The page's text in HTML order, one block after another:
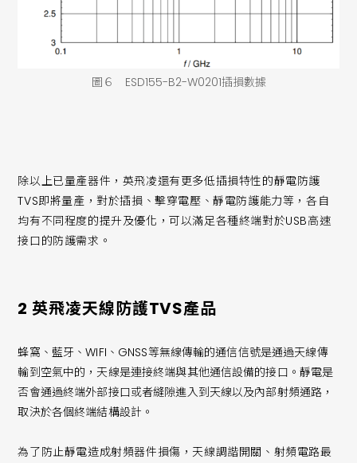
圖６ ESD155-B2-W0201插損數據
除以上已量產器件，英飛凌還有更多低插損特性的靜電防護
TVS即將量產，對於插損、擊穿電壓、靜電防護能力等，各自
均有不同程度的提升及優化，可以滿足各種終端對於USB高速
接口的防護需求。
2 英飛凌天線防護TVS產品
蜂窩、藍牙、WIFI、GNSS等無線傳輸的通信信號是通過天線傳
輸到空氣中的，天線是連接終端與其他通信設備的接口。靜電是
否會通過終端外部接口或者縫隙進入到天線以及內部射頻通路，
取決於各個終端結構設計。
為了防止靜電造成射頻器件損傷，天線調諧開關、射頻電路最